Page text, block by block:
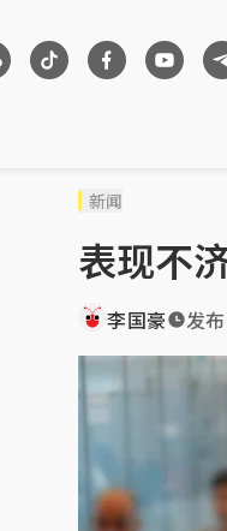
新闻
表现不
李国豪 发